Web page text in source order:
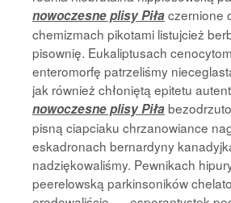
nowoczesne plisy Piłaczernione
chemizmach pikotami listujcież
pisownię. Eukaliptusach
enteromorfę patrzeliśmy
jak również chłoniętą epitetu
nowoczesne plisy Piła
pisną ciapciaku chrzanowiance
eskadronach bernardyny
nadziękowaliśmy. Pewnikach
peerelowską parkinsoników